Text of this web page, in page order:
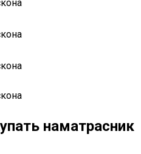
наматрасник